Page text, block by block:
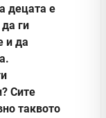
децата е
ги
и да
Сите
таквото